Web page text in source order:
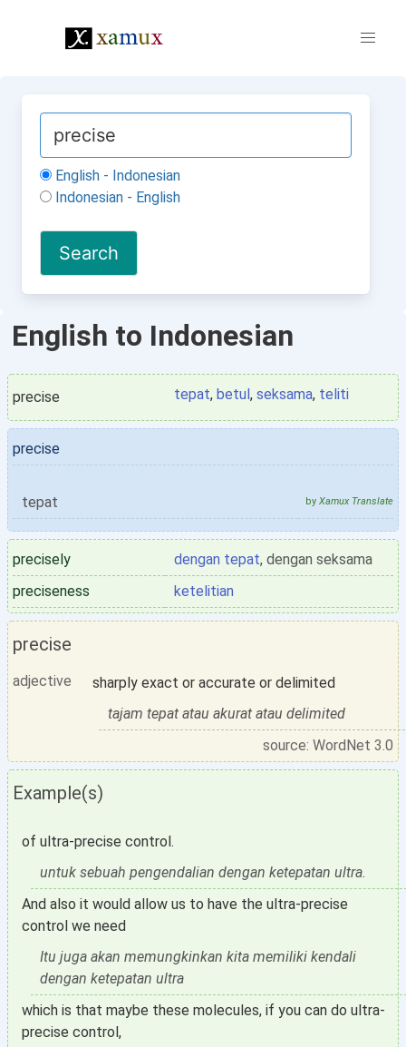
English - Indonesian
Indonesian - English
English to Indonesian
precise tepat, betul, seksama, teliti
precise
tepat by Xamux Translate
precisely dengan tepat, dengan seksama
preciseness
ketelitian
precise
adjective
sharply exact or accurate or delimited
tajam tepat atau akurat atau delimited
source: WordNet 3.0
Example(s)
of ultra-precise control.
untuk sebuah pengendalian dengan ketepatan ultra.
And also it would allow us to have the ultra-precise
control we need
Itu juga akan memungkinkan kita memiliki kendali
dengan ketepatan ultra
which is that maybe these molecules, if you can do ultra-
precise control,